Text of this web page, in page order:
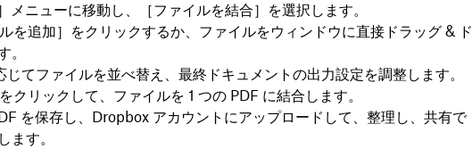
メニューに移動し、［ファイルを結合］を選択します。
を追加］をクリックするか、ファイルをウィンドウに直接ドラッグ & ド
。
じてファイルを並べ替え、最終ドキュメントの出力設定を調整します。
クリックして、ファイルを 1 つの PDF に結合します。
を保存し、Dropbox アカウントにアップロードして、整理し、共有で
ます。